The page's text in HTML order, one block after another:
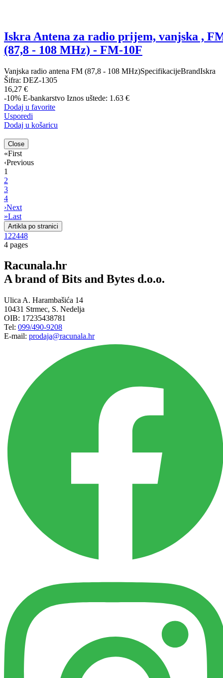
Iskra Antena za radio prijem, vanjska ,
(87,8 - 108 MHz) - FM-10F
Vanjska radio antena FM (87,8 - 108 MHz)SpecifikacijeBrandIskra
Šifra: DEZ-1305
16,27 €
-10% E-bankarstvo Iznos uštede: 1.63 €
Dodaj u favorite
Usporedi
Dodaj u košaricu
Close
«First
‹Previous
1
2
3
4
›Next
»Last
Artikla po stranici
122448
4 pages
Racunala.hr
A brand of Bits and Bytes d.o.o.
Ulica A. Harambašića 14
10431 Strmec, S. Nedelja
OIB: 17235438781
Tel: 099/490-9208
E-mail: prodaja@racunala.hr